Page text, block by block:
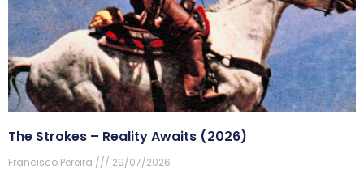
The Strokes – Reality Awaits (2026)
Francisco Pereira 29/07/2026